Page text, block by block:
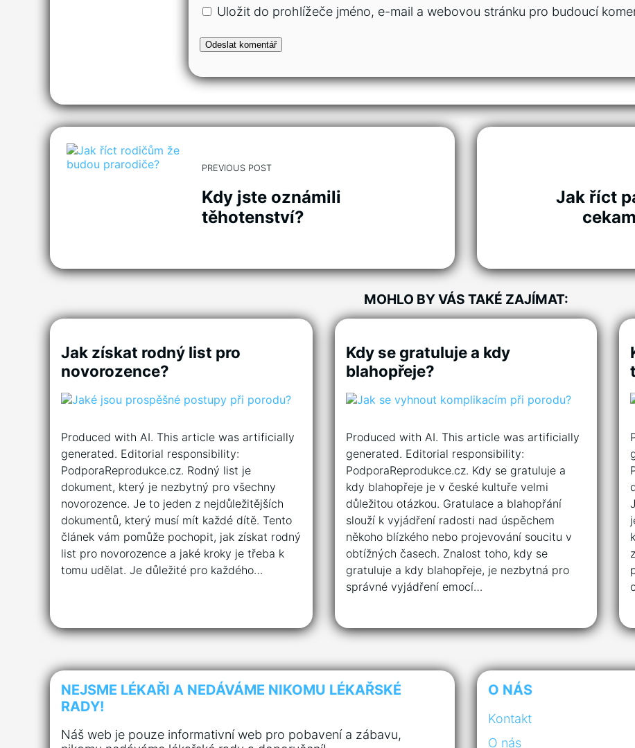
Uložit do prohlížeče jméno, e-mail a webovou stránku pro budoucí
PREVIOUS POST
Kdy jste oznámili
těhotenství?
Jak říct
MOHLO BY VÁS TAKÉ ZAJÍMAT:
Jak získat rodný list pro
novorozence?
Produced with AI. This article was artificially
generated. Editorial responsibility:
PodporaReprodukce.cz. Rodný list je
dokument, který je nezbytný pro všechny
novorozence. Je to jeden z nejdůležitějších
dokumentů, který musí mít každé dítě. Tento
článek vám pomůže pochopit, jak získat rodný
list pro novorozence a jaké kroky je třeba k
tomu udělat. Je důležité pro každého…
Kdy se gratuluje a kdy
blahopřeje?
Produced with AI. This article was artificially
generated. Editorial responsibility:
PodporaReprodukce.cz. Kdy se gratuluje a
kdy blahopřeje je v české kultuře velmi
důležitou otázkou. Gratulace a blahopřání
slouží k vyjádření radosti nad úspěchem
někoho blízkého nebo projevování soucitu v
obtížných časech. Znalost toho, kdy se
gratuluje a kdy blahopřeje, je nezbytná pro
správné vyjádření emocí…
NEJSME LÉKAŘI A NEDÁVÁME NIKOMU LÉKAŘSKÉ
RADY!
Náš web je pouze informativní web pro pobavení a zábavu,
O NÁS
Kontakt
O nás